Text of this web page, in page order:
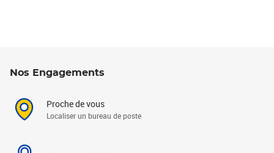
Nos Engagements
Proche de vous
Localiser un bureau de poste